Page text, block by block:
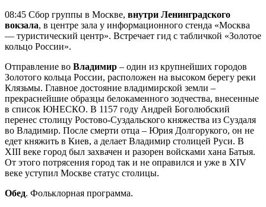
08:45 Сбор группы в Москве, внутри Ленинградского
вокзала, в центре зала у информационного стенда «Москва
— туристический центр». Встречает гид c табличкой «Золотое
кольцо России».
Отправление во Владимир – один из крупнейших городов
Золотого кольца России, расположен на высоком берегу реки
Клязьмы. Главное достояние владимирской земли –
прекраснейшие образцы белокаменного зодчества, внесенные
в список ЮНЕСКО. В 1157 году Андрей Боголюбский
перенес столицу Ростово-Суздальского княжества из Суздаля
во Владимир. После смерти отца – Юрия Долгорукого, он не
едет княжить в Киев, а делает Владимир столицей Руси. В
XIII веке город был захвачен и разорен войсками хана Батыя.
От этого потрясения город так и не оправился и уже в XIV
веке уступил Москве статус столицы.
Обед. Фольклорная программа.